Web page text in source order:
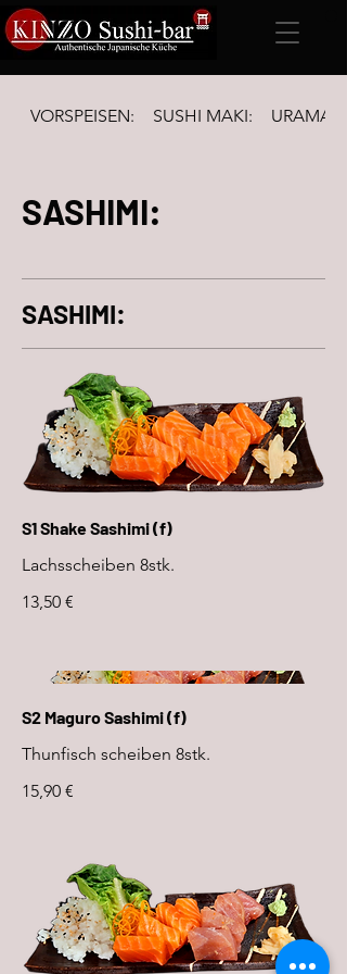
VORSPEISEN: SUSHI MAKI:
SASHIMI:
SASHIMI:
S1 Shake Sashimi (f)
Lachsscheiben 8stk.
13,50 €
S2 Maguro Sashimi (f)
Thunfisch scheiben 8stk.
15,90 €